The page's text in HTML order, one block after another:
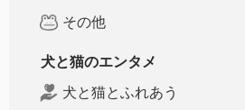
その他
犬と猫のエンタメ
犬と猫とふれあう